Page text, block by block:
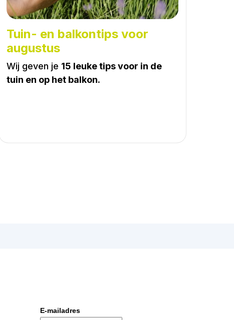
Tuin- en balkontips voor
augustus
Wij geven je 15 leuke tips voor in de
tuin en op het balkon.
E-mailadres